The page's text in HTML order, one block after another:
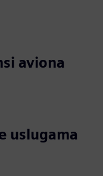
aviona
uslugama